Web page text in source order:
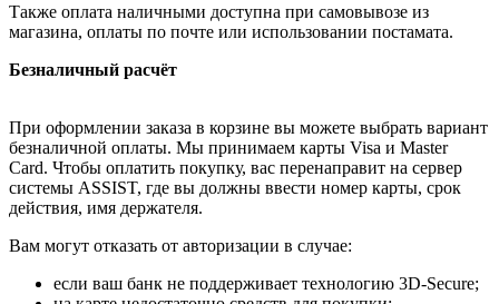
Также оплата наличными доступна при самовывозе из
магазина, оплаты по почте или использовании постамата.
Безналичный расчёт
При оформлении заказа в корзине вы можете выбрать вариант
безналичной оплаты. Мы принимаем карты Visa и Master
Card. Чтобы оплатить покупку, вас перенаправит на сервер
системы ASSIST, где вы должны ввести номер карты, срок
действия, имя держателя.
Вам могут отказать от авторизации в случае:
если ваш банк не поддерживает технологию 3D-Secure;